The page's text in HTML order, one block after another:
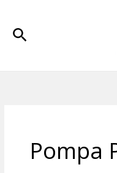
konten
Cari
Pompa